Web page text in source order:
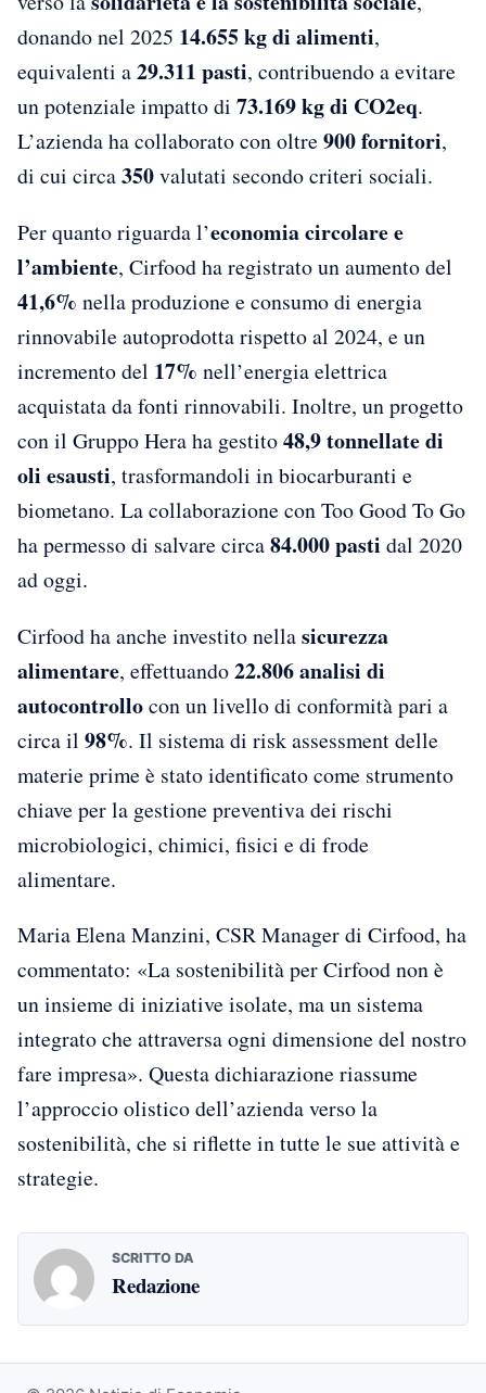
donando nel 2025 14.655 kg di alimenti,
equivalenti a29.311 pasti, contribuendo a evitare
un potenziale impatto di 73.169 kg di CO2eq.
L’azienda ha collaborato con oltre 900 fornitori,
di cui circa350valutati secondo criteri sociali.
Per quanto riguarda l’economia circolare e
l’ambiente, Cirfood ha registrato un aumento del
41,6% nella produzione e consumo di energia
rinnovabile autoprodotta rispetto al 2024, e un
incremento del 17% nell’energia elettrica
acquistata da fonti rinnovabili. Inoltre, un progetto
con il Gruppo Hera ha gestito48,9 tonnellate di
oli esausti, trasformandoli in biocarburanti e
biometano. La collaborazione con Too Good To Go
ha permesso di salvare circa84.000 pasti dal 2020
ad oggi.
Cirfood ha anche investito nellasicurezza
alimentare, effettuando22.806 analisi di
autocontrollocon un livello di conformità pari a
circa il 98%. Il sistema di risk assessment delle
materie prime è stato identificato come strumento
chiave per la gestione preventiva dei rischi
microbiologici, chimici, fisici e di frode
alimentare.
Maria Elena Manzini, CSR Manager di Cirfood, ha
commentato: «La sostenibilità per Cirfood non è
un insieme di iniziative isolate, ma un sistema
integrato che attraversa ogni dimensione del nostro
fare impresa». Questa dichiarazione riassume
l’approccio olistico dell’azienda verso la
sostenibilità, che si riflette in tutte le sue attività e
strategie.
SCRITTO DA
Redazione